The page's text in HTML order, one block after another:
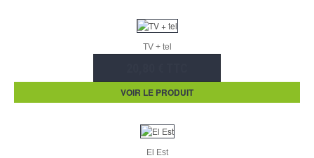
TV + tel
VOIR LE PRODUIT
El Est